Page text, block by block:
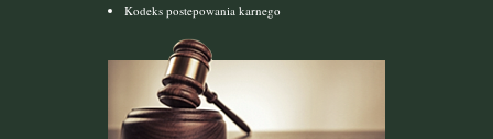
Kodeks postepowania karnego